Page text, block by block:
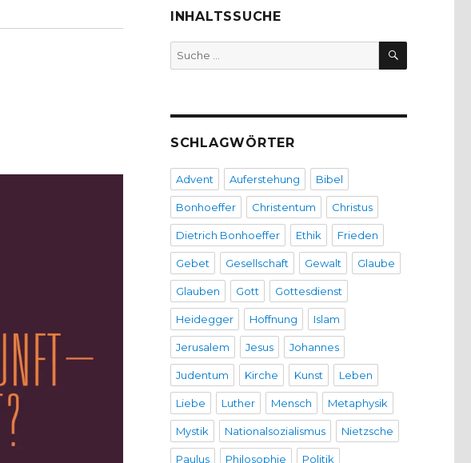
INHALTSSUCHE
Suche
nach:
SUCHEN
SCHLAGWÖRTER
Advent Auferstehung Bibel
Bonhoeffer Christentum Christus
Dietrich Bonhoeffer Ethik Frieden
Gebet Gesellschaft Gewalt Glaube
Glauben Gott Gottesdienst
Heidegger Hoffnung Islam
Jerusalem Jesus Johannes
Judentum Kirche Kunst Leben
Liebe Luther Mensch Metaphysik
Mystik Nationalsozialismus Nietzsche
Paulus Philosophie Politik